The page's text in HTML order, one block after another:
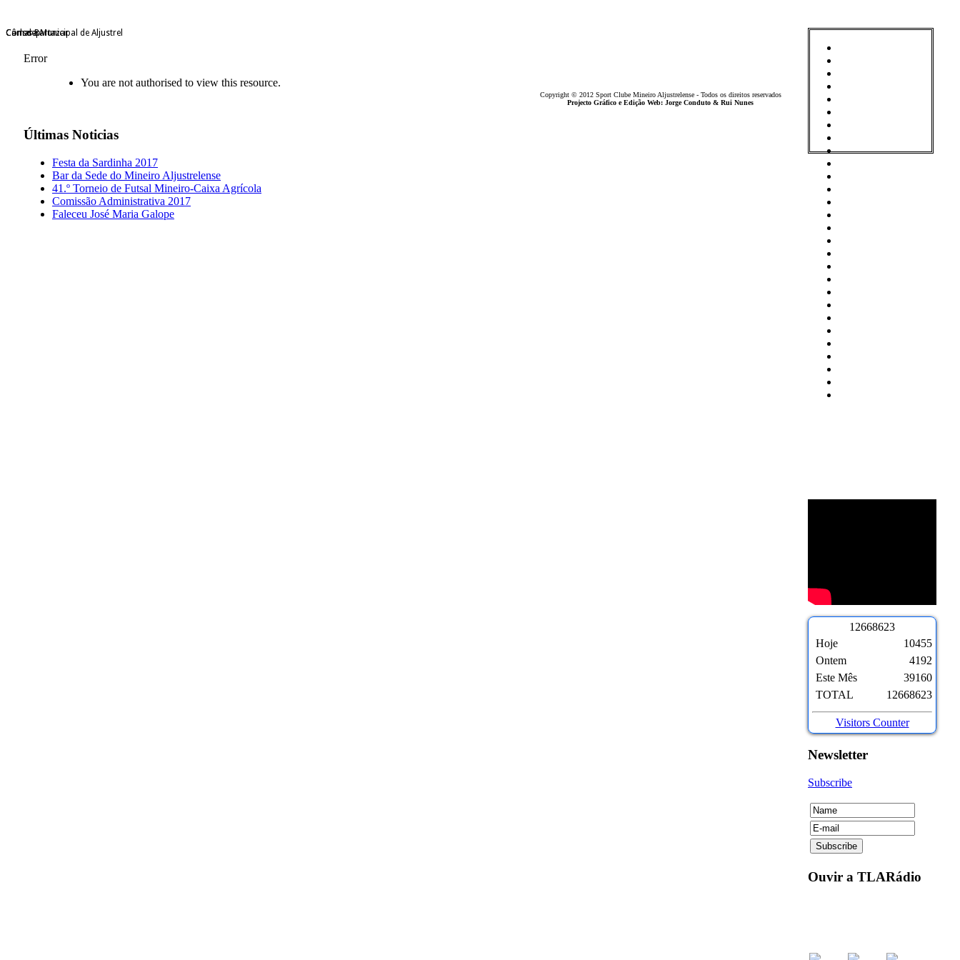
Câmara Municipal de Aljustrel
Consdep
Carlos Bartazar
12668623
Hoje
Ontem
Este Mês
TOTAL
10455
4192
39160
12668623
Visitors Counter
Newsletter
Subscribe
Ouvir a TLARádio
Error
You are not authorised to view this resource.
Últimas Noticias
Festa da Sardinha 2017
Bar da Sede do Mineiro Aljustrelense
41.º Torneio de Futsal Mineiro-Caixa Agrícola
Comissão Administrativa 2017
Faleceu José Maria Galope
Copyright © 2012 Sport Clube Mineiro Aljustrelense - Todos os direitos reservados
Projecto Gráfico e Edição Web: Jorge Conduto & Rui Nunes